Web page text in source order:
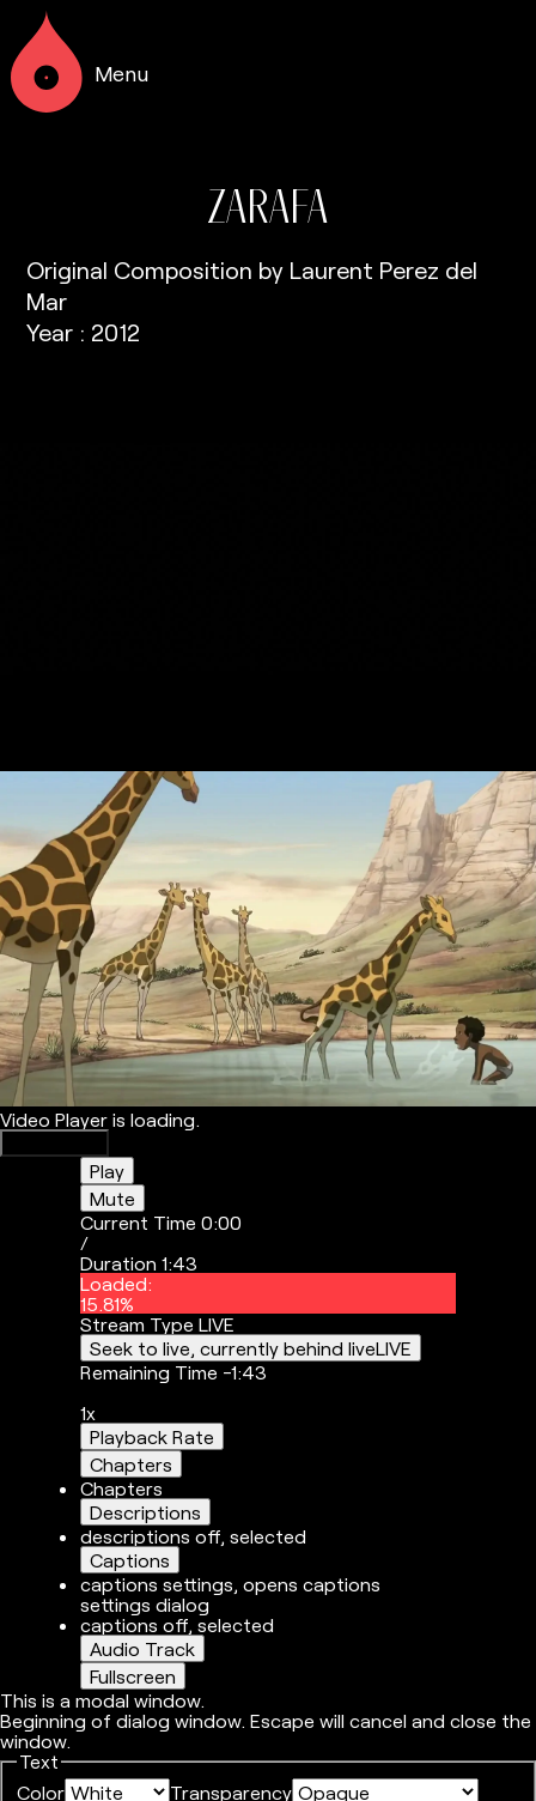
Menu
ZARAFA
Original Composition by Laurent Perez del
Mar
Year : 2012
Video Player is loading.
Play
Mute
Current Time0:00
/
Duration1:43
Loaded:
15.81%
Stream TypeLIVE
Seek to live, currently behind liveLIVE
Remaining Time -1:43
1x
Playback Rate
Chapters
Chapters
Descriptions
descriptions off, selected
Captions
captions settings, opens captions
settings dialog
captions off, selected
Audio Track
Fullscreen
This is a modal window.
Beginning of dialog window. Escape will cancel and close the
window.
Text
Color
Transparency